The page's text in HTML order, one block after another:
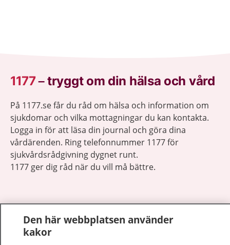
1177–tryggt om din hälsa och vård
På 1177.se får du råd om hälsa och information om
sjukdomar och vilka mottagningar du kan kontakta.
Logga in för att läsa din journal och göra dina
vårdärenden. Ring telefonnummer 1177 för
sjukvårdsrådgivning dygnet runt.
1177 ger dig råd när du vill må bättre.
1177 på flera språk
Den här webbplatsen använder
kakor